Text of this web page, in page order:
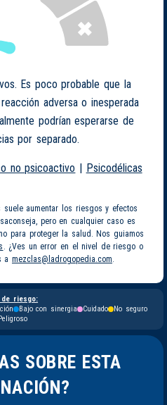
Es poco probable que la
adversa o inesperada
podrían esperarse de
por separado.
no psicoactivo | Psicodélicas
aumentar los riesgos y efectos
pero en cualquier caso es
para proteger la salud. Nos guiamos
. ¿Ves un error en el nivel de riesgo o
a mezclas@ladrogopedia.com.
de riesgo:
Bajo con sinergia Cuidado
No seguro
SOBRE ESTA